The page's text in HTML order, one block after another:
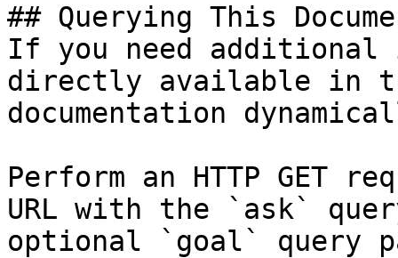
## Querying This
If you need
directly available in
documentation
Perform an HTTP GET
URL with the `ask`
optional `goal` query